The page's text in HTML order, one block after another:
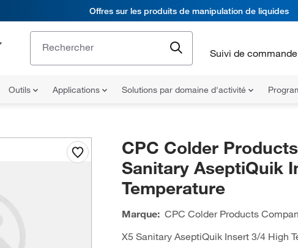
Offres sur les produits de manipulation de liquides
Suivi de commande
Outils Applications Solutions par domaine d'activité
CPC Colder
Sanitary AseptiQuik
Temperature
Marque: CPC Colder Products
X5 Sanitary AseptiQuik Insert 3/4 High